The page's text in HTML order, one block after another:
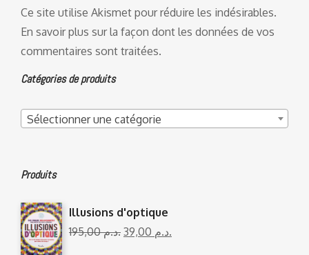
Ce site utilise Akismet pour réduire les indésirables.
En savoir plus sur la façon dont les données de vos
commentaires sont traitées.
Catégories de produits
Sélectionner une catégorie
Produits
Illusions d'optique
195,00
د.م. 39,00 د.م.